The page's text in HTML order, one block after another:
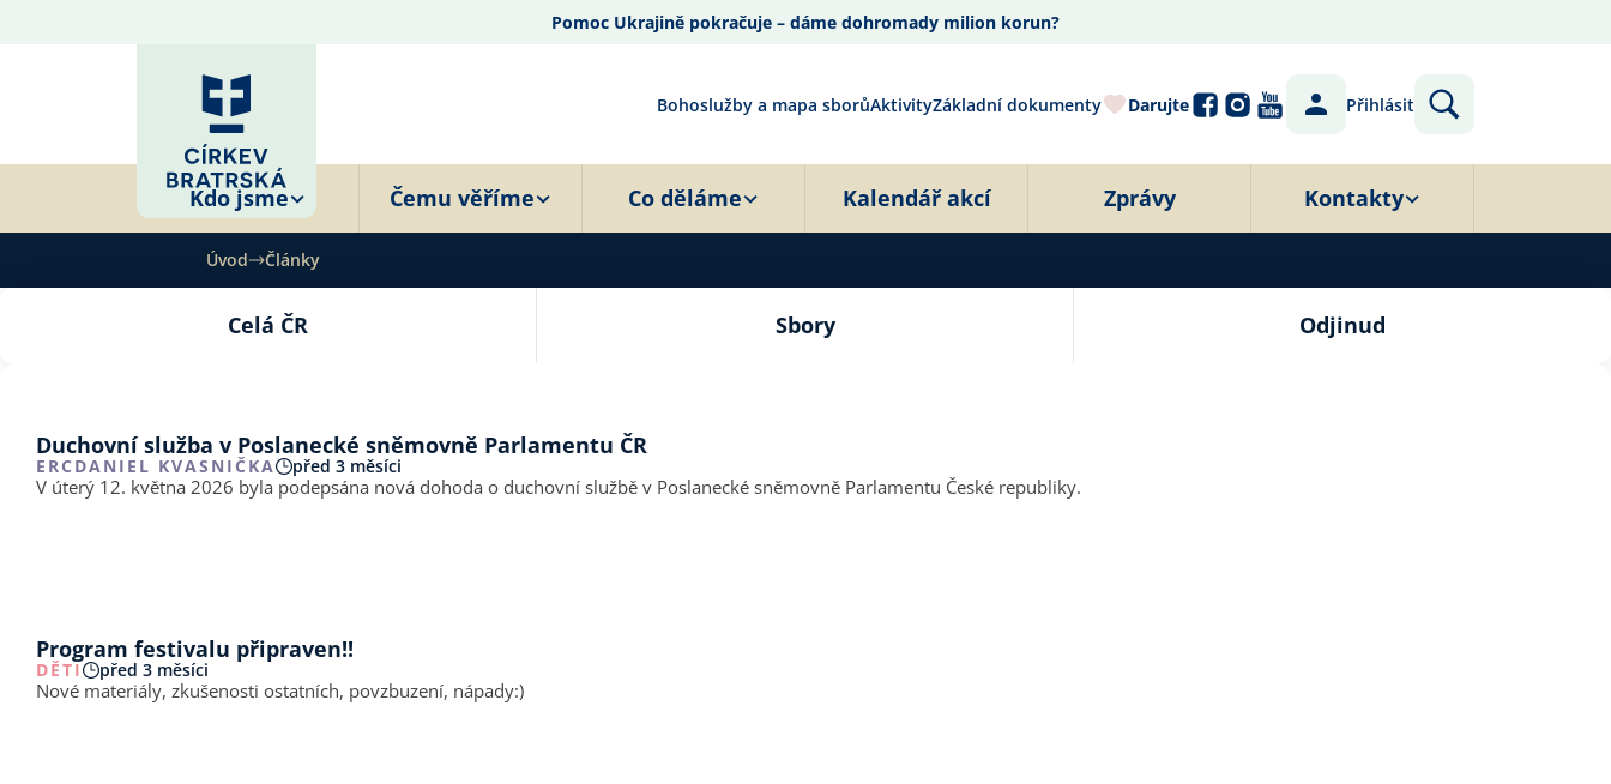
Pomoc Ukrajině pokračuje – dáme dohromady milion korun?
Bohoslužby a mapa sborůAktivityZákladní dokumenty Darujte Přihlásit
Kdo jsme Čemu věříme Co děláme Kalendář akcí Zprávy Kontakty
Úvod Články
Celá ČR Sbory Odjinud
Duchovní služba v Poslanecké sněmovně Parlamentu ČR
ERC DANIEL KVASNIČKA před 3 měsíci
V úterý 12. května 2026 byla podepsána nová dohoda o duchovní službě v Poslanecké sněmovně Parlamentu České republiky.
Program festivalu připraven!!
DĚTI před 3 měsíci
Nové materiály, zkušenosti ostatních, povzbuzení, nápady:)